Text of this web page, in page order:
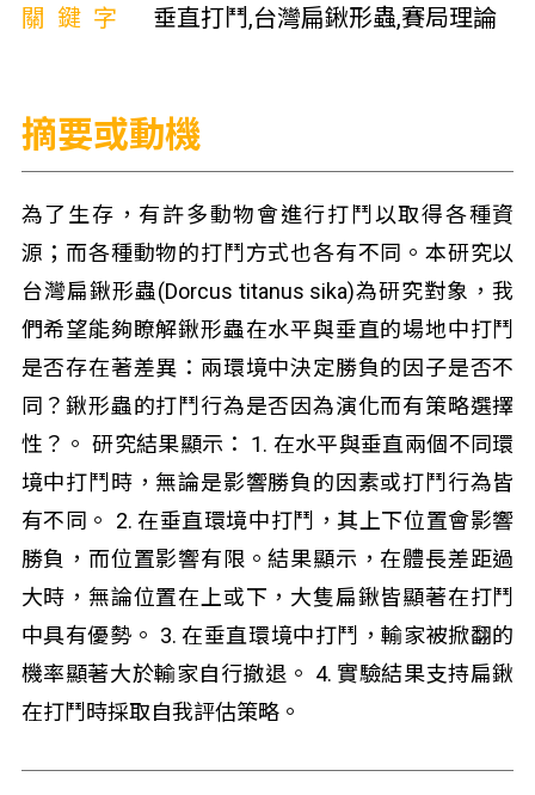
關鍵字
垂直打鬥,台灣扁鍬形蟲,賽局理論
摘要或動機
為了生存，有許多動物會進行打鬥以取得各種資
源；而各種動物的打鬥方式也各有不同。本研究以
台灣扁鍬形蟲(Dorcus titanus sika)為研究對象，我
們希望能夠瞭解鍬形蟲在水平與垂直的場地中打鬥
是否存在著差異：兩環境中決定勝負的因子是否不
同？鍬形蟲的打鬥行為是否因為演化而有策略選擇
性？。 研究結果顯示： 1. 在水平與垂直兩個不同環
境中打鬥時，無論是影響勝負的因素或打鬥行為皆
有不同。 2. 在垂直環境中打鬥，其上下位置會影響
勝負，而位置影響有限。結果顯示，在體長差距過
大時，無論位置在上或下，大隻扁鍬皆顯著在打鬥
中具有優勢。 3. 在垂直環境中打鬥，輸家被掀翻的
機率顯著大於輸家自行撤退。 4. 實驗結果支持扁鍬
在打鬥時採取自我評估策略。